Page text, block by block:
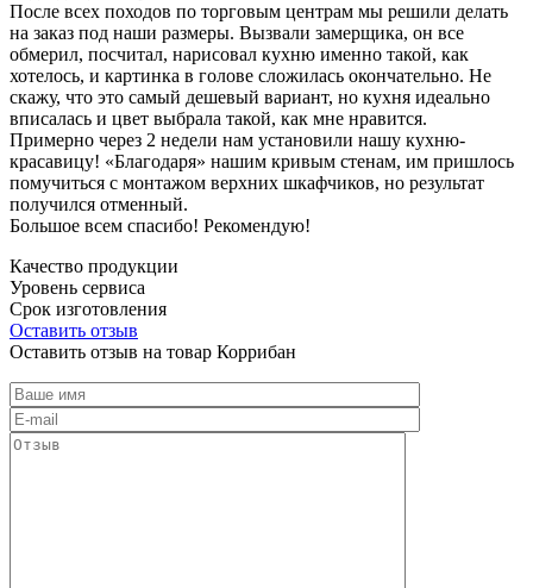
После всех походов по торговым центрам мы решили делать
на заказ под наши размеры. Вызвали замерщика, он все
обмерил, посчитал, нарисовал кухню именно такой, как
хотелось, и картинка в голове сложилась окончательно. Не
скажу, что это самый дешевый вариант, но кухня идеально
вписалась и цвет выбрала такой, как мне нравится.
Примерно через 2 недели нам установили нашу кухню-
красавицу! «Благодаря» нашим кривым стенам, им пришлось
помучиться с монтажом верхних шкафчиков, но результат
получился отменный.
Большое всем спасибо! Рекомендую!
Качество продукции
Уровень сервиса
Срок изготовления
Оставить отзыв
Оставить отзыв на товар Коррибан